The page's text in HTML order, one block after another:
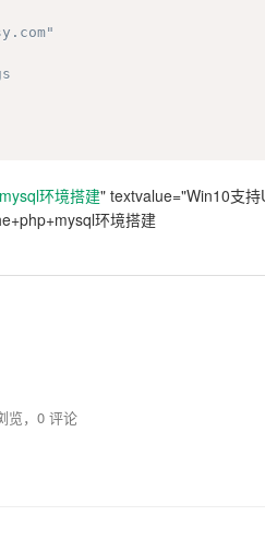
mysql环境搭建" textvalue="Win10支
环境搭建
览，0 评论